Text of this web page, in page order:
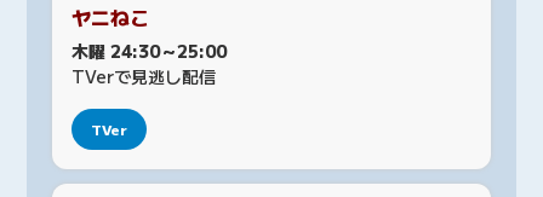
ヤニねこ
木曜 24:30～25:00
TVerで見逃し配信
TVer